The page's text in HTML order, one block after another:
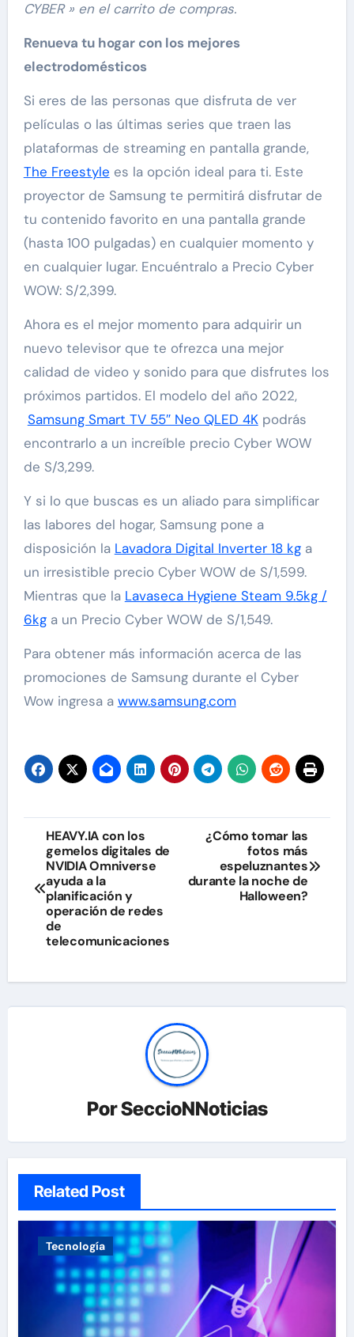
CYBER » en el carrito de compras.
Renueva tu hogar con los mejores
electrodomésticos
Si eres de las personas que disfruta de ver
películas o las últimas series que traen las
plataformas de streaming en pantalla grande,
The Freestyle es la opción ideal para ti. Este
proyector de Samsung te permitirá disfrutar de
tu contenido favorito en una pantalla grande
(hasta 100 pulgadas) en cualquier momento y
en cualquier lugar. Encuéntralo a Precio Cyber
WOW: S/2,399.
Ahora es el mejor momento para adquirir un
nuevo televisor que te ofrezca una mejor
calidad de video y sonido para que disfrutes los
próximos partidos. El modelo del año 2022,
Samsung Smart TV 55″ Neo QLED 4Kpodrás
encontrarlo a un increíble precio Cyber WOW
de S/3,299.
Y si lo que buscas es un aliado para simplificar
las labores del hogar, Samsung pone a
disposición la Lavadora Digital Inverter 18 kga
un irresistible precio Cyber WOW de S/1,599.
Mientras que la Lavaseca Hygiene Steam 9.5kg /
6kga un Precio Cyber WOW de S/1,549.
Para obtener más información acerca de las
promociones de Samsung durante el Cyber
Wow ingresa a www.samsung.com
Navegación
de
entradas
HEAVY.IA con los
gemelos digitales de
NVIDIA Omniverse
ayuda a la
planificación y
operación de redes
de
telecomunicaciones
¿Cómo tomar las
fotos más
espeluznantes
durante la noche de
Halloween?
PorSeccioNNoticias
Related Post
Tecnología